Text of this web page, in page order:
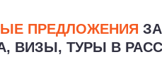
ПРЕДЛОЖЕНИЯ
ВИЗЫ, ТУРЫ В